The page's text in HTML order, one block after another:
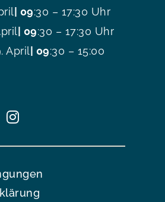
| 09:30 – 17:30 Uhr
| 09:30 – 17:30 Uhr
April| 09:30 – 15:00